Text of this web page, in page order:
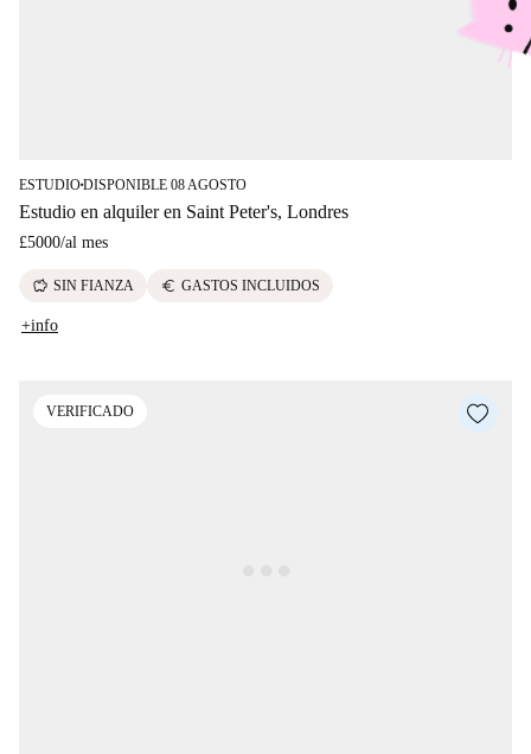
ESTUDIO■DISPONIBLE 08 AGOSTO
Estudio en alquiler en Saint Peter's, Londres
£5000/al mes
savings SIN FIANZA euro GASTOS INCLUIDOS
+info
VERIFICADO